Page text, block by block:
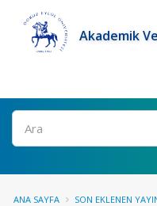
Akademik
Ara
ANA SAYFA SON EKLENEN